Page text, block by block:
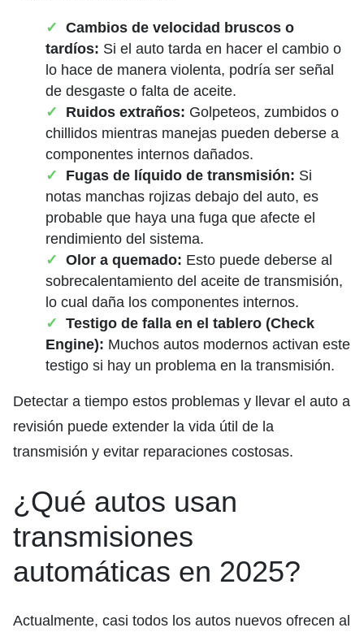
Cambios de velocidad bruscos o
tardíos: Si el auto tarda en hacer el cambio o
lo hace de manera violenta, podría ser señal
de desgaste o falta de aceite.
Ruidos extraños: Golpeteos, zumbidos o
chillidos mientras manejas pueden deberse a
componentes internos dañados.
Fugas de líquido de transmisión: Si
notas manchas rojizas debajo del auto, es
probable que haya una fuga que afecte el
rendimiento del sistema.
Olor a quemado: Esto puede deberse al
sobrecalentamiento del aceite de transmisión,
lo cual daña los componentes internos.
Testigo de falla en el tablero (Check
Engine): Muchos autos modernos activan este
testigo si hay un problema en la transmisión.
Detectar a tiempo estos problemas y llevar el auto a
revisión puede extender la vida útil de la
transmisión y evitar reparaciones costosas.
¿Qué autos usan
transmisiones
automáticas en 2025?
Actualmente, casi todos los autos nuevos ofrecen al